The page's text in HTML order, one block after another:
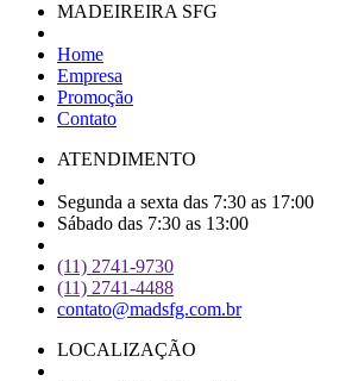
MADEIREIRA SFG
Home
Empresa
Promoção
Contato
ATENDIMENTO
Segunda a sexta das 7:30 as 17:00
Sábado das 7:30 as 13:00
(11) 2741-9730
(11) 2741-4488
contato@madsfg.com.br
LOCALIZAÇÃO